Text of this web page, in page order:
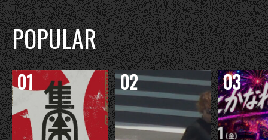
POPULAR